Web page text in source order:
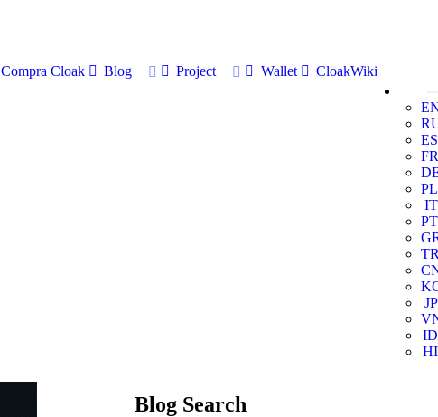
Compra Cloak Blog Project Wallet
CloakWiki
ES
FR
PL
IT
PT
JP
ID
HI
Blog Search